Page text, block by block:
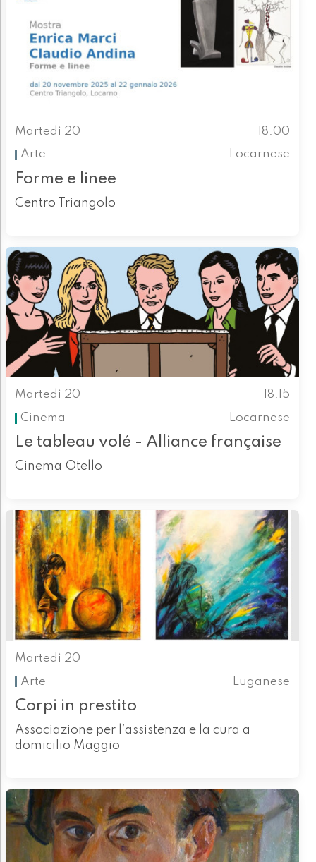
Martedì 20
18.00
Arte
Locarnese
Forme e linee
Centro Triangolo
Martedì 20
18.15
Cinema
Locarnese
Le tableau volé - Alliance française
Cinema Otello
Martedì 20
Arte
Luganese
Corpi in prestito
Associazione per l’assistenza e la cura a
domicilio Maggio